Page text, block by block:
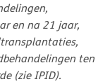
en na 21 jaar,
ten
(zie IPID).